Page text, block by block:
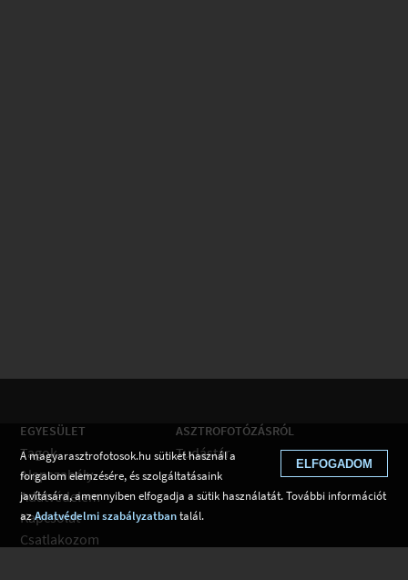
EGYESÜLET
Tagok
Alapszabály
Adatvédelem
Kapcsolat
Csatlakozom
ASZTROFOTÓZÁSRÓL
Tudástár
ELFOGADOM
A magyarasztrofotosok.hu sütiket használ a
forgalom elemzésére, és szolgáltatásaink
javítására, amennyiben elfogadja a sütik használatát. További információt
azAdatvédelmi szabályzatbantalál.